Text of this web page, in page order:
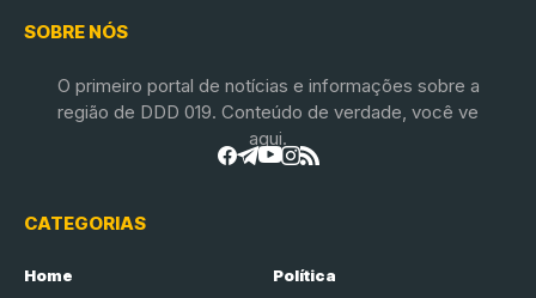
SOBRE NÓS
O primeiro portal de notícias e informações sobre a
região de DDD 019. Conteúdo de verdade, você ve
aqui.
CATEGORIAS
Home
Política